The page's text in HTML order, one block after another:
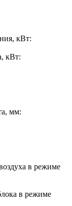
кВт:
кВт:
мм:
в режиме
в режиме